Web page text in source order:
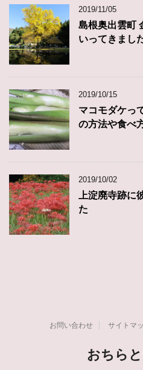
2019/11/05
島根奥出雲町
いってきまし
2019/10/15
マコモダケっ
の方法や食べ
2019/10/02
上淀廃寺跡に
た
お問い合わせ サイトマ
おちら